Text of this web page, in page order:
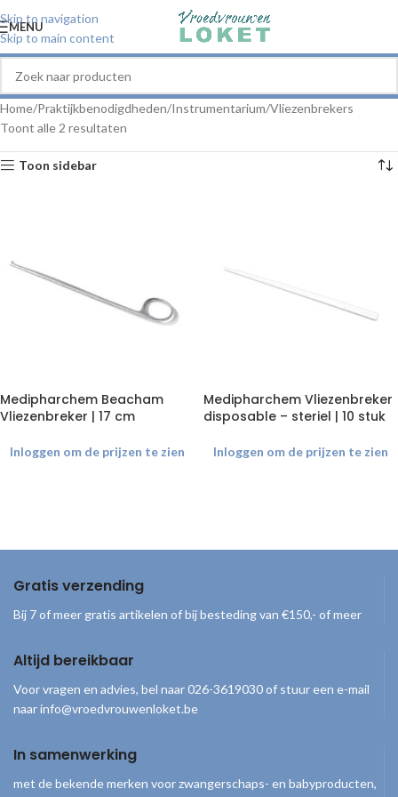
Skip to navigation
Skip to main content
MENU
Home Praktijkbenodigdheden Instrumentarium Vliezenbrekers
Toont alle 2 resultaten
Toon sidebar
Medipharchem Beacham
Vliezenbreker | 17 cm
Inloggen om de prijzen te zien
Medipharchem Vliezenbreker
disposable – steriel | 10 stuk
Inloggen om de prijzen te zien
Gratis verzending
Bij 7 of meer gratis artikelen of bij besteding van €150,- of meer
Altijd bereikbaar
Voor vragen en advies, bel naar 026-3619030 of stuur een e-mail
naar info@vroedvrouwenloket.be
In samenwerking
met de bekende merken voor zwangerschaps- en babyproducten,